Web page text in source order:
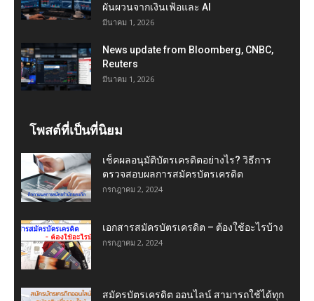
ผันผวนจากเงินเฟ้อและ AI
มีนาคม 1, 2026
News update from Bloomberg, CNBC,
Reuters
มีนาคม 1, 2026
โพสต์ที่เป็นที่นิยม
เช็คผลอนุมัติบัตรเครดิตอย่างไร? วิธีการ
ตรวจสอบผลการสมัครบัตรเครดิต
กรกฎาคม 2, 2024
เอกสารสมัครบัตรเครดิต – ต้องใช้อะไรบ้าง
กรกฎาคม 2, 2024
สมัครบัตรเครดิต ออนไลน์ สามารถใช้ได้ทุก